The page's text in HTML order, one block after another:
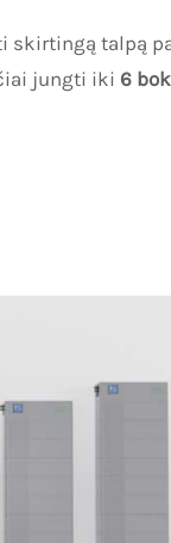
talpą
jungti iki 6